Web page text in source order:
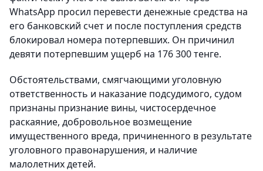
WhatsApp просил перевести денежные средства на
его банковский счет и после поступления средств
блокировал номера потерпевших. Он причинил
девяти потерпевшим ущерб на 176 300 тенге.
Обстоятельствами, смягчающими уголовную
ответственность и наказание подсудимого, судом
признаны признание вины, чистосердечное
раскаяние, добровольное возмещение
имущественного вреда, причиненного в результате
уголовного правонарушения, и наличие
малолетних детей.